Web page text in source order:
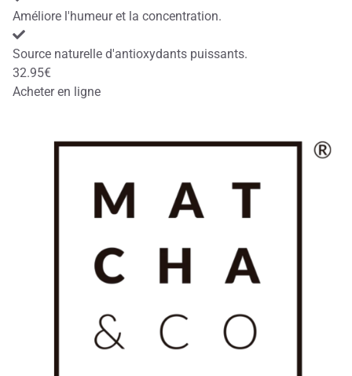
Améliore l'humeur et la concentration.
Source naturelle d'antioxydants puissants.
32.95€
Acheter en ligne